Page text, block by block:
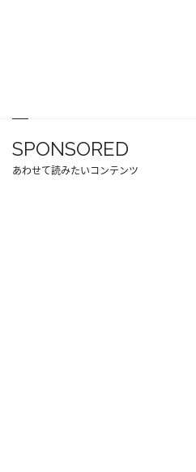
SPONSORED
あわせて読みたいコンテンツ